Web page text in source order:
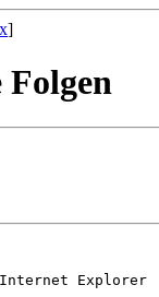
]
Explorer